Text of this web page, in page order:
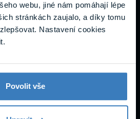
webu, jiné nám pomáhají lépe
stránkách zaujalo, a díky tomu
Nastavení cookies
Povolit vše